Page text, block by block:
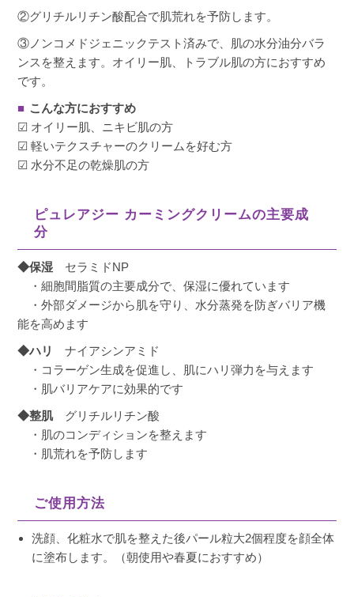
投稿日
2024/08/31
こちらは全く問題なく使用できました。香りも
よくてつけるととても癒されます。保湿もしっ
かりされるので使用を続けていきたいと思いま
す。
愛知県 20代
投稿日
2024/06/01
他院でポテンツァをした後の鎮静で
ピュレアジーのミストとパックをしてもらい知
りました！
大事な日の前の日はパック→こちらのクリーム
を使ってます！イイ感じです！！
非公開
投稿日
2023/06/10
②グリチルリチン酸配合で肌荒れを予防します。
③ノンコメドジェニックテスト済みで、肌の水分油分バラ
ンスを整えます。オイリー肌、トラブル肌の方におすすめ
です。
■ こんな方におすすめ
☑ オイリー肌、ニキビ肌の方
☑ 軽いテクスチャーのクリームを好む方
☑ 水分不足の乾燥肌の方
ピュレアジー カーミングクリームの主要成
分
◆保湿 セラミドNP
・細胞間脂質の主要成分で、保湿に優れています
・外部ダメージから肌を守り、水分蒸発を防ぎバリア機
能を高めます
◆ハリ
ナイアシンアミド
・コラーゲン生成を促進し、肌にハリ弾力を与えます
・肌バリアケアに効果的です
◆整肌グリチルリチン酸
・肌のコンディションを整えます
・肌荒れを予防します
ご使用方法
洗顔、化粧水で肌を整えた後パール粒大2個程度を顔全体
に塗布します。（朝使用や春夏におすすめ）